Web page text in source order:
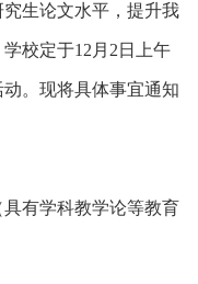
生论文水平，提升我
学校定于12月2日上午
动。现将具体事宜通知
有学科教学论等教育